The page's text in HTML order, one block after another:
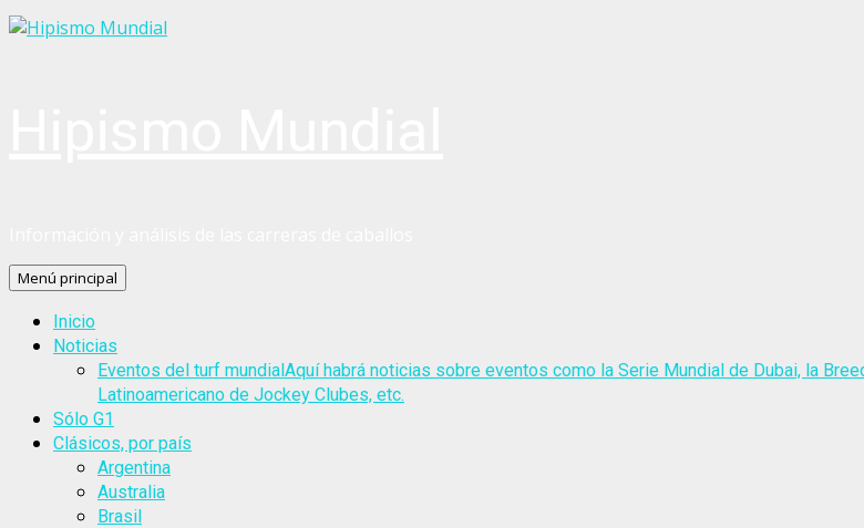
Menú principal
Inicio
Noticias
Eventos del turf mundialAquí habrá noticias sobre eventos como la Serie Mundial de Dubai, la
Latinoamericano de Jockey Clubes, etc.
Sólo G1
Clásicos, por país
Argentina
Australia
Brasil